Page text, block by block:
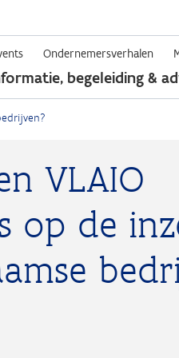
Overslaan
en
naar
de
inhoud
Ondernemersverhalen
begeleiding &
VLAIO
op de